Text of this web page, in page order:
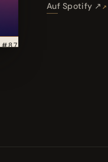
#87
Auf Spotify ↗